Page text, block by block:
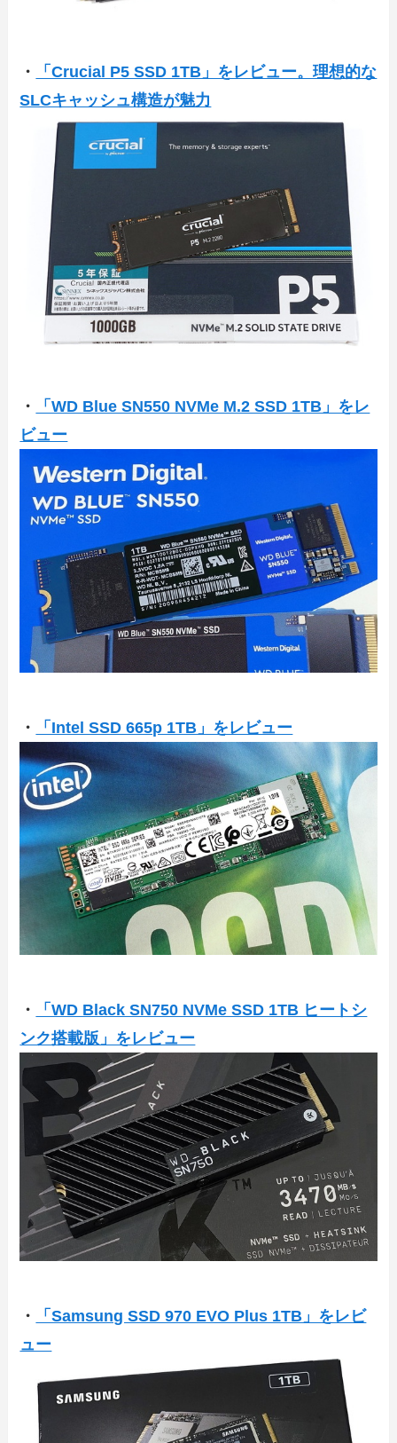
・
「Crucial P5 SSD 1TB」をレビュー。理想的な
SLCキャッシュ構造が魅力
・
「WD Blue SN550 NVMe M.2 SSD 1TB」をレ
ビュー
・ 「Intel SSD 665p 1TB」をレビュー
・
「WD Black SN750 NVMe SSD 1TB ヒートシ
ンク搭載版」をレビュー
・
「Samsung SSD 970 EVO Plus 1TB」をレビ
ュー